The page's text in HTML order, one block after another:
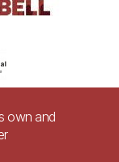
own and